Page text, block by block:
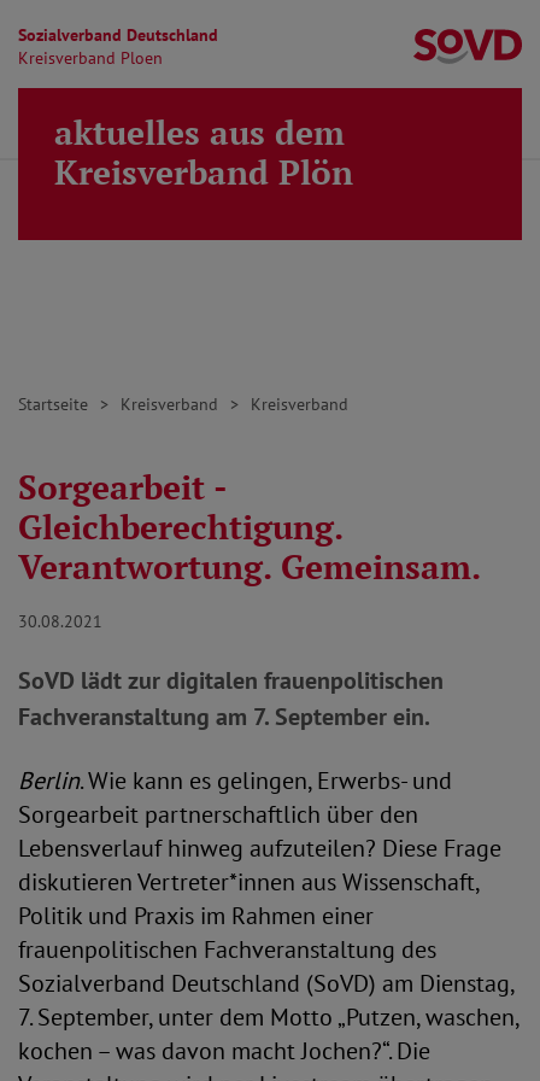
Sozialverband Deutschland
Kreisverband Ploen
Direkt zu den Inhalten springen
MENÜ
aktuelles aus dem
Kreisverband Plön
Startseite Kreisverband Kreisverband
Sorgearbeit -
Gleichberechtigung.
Verantwortung. Gemeinsam.
30.08.2021
SoVD lädt zur digitalen frauenpolitischen
Fachveranstaltung am 7. September ein.
Berlin. Wie kann es gelingen, Erwerbs- und
Sorgearbeit partnerschaftlich über den
Lebensverlauf hinweg aufzuteilen? Diese Frage
diskutieren Vertreter*innen aus Wissenschaft,
Politik und Praxis im Rahmen einer
frauenpolitischen Fachveranstaltung des
Sozialverband Deutschland (SoVD) am Dienstag,
7. September, unter dem Motto „Putzen, waschen,
kochen – was davon macht Jochen?“. Die